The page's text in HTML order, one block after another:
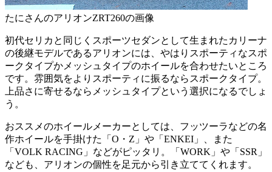
たにさんのアリオンZRT260の画像
初代セリカと同じくスポーツセダンとして生まれたカリーナ
の後継モデルであるアリオンには、やはりスポーティなスポ
ークタイプかメッシュタイプのホイールを合わせたいところ
です。雰囲気をよりスポーティに振るならスポークタイプ。
上品さに寄せるならメッシュタイプという選択になるでしょ
う。
おススメのホイールメーカーとしては、フッツーラなどの名
作ホイールを手掛けた「O・Z」や「ENKEI」、また
「VOLK RACING」などがピッタリ。「WORK」や「SSR」
なども、アリオンの個性を足元から引き立ててくれます。